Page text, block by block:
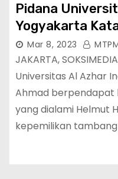
Pidana
Yogyakarta
Mar 8, 2023
JAKARTA,
Universitas Al Azhar
Ahmad berpendapat
yang dialami Helmut
kepemilikan tambang